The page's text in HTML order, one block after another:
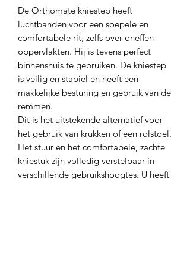
De Orthomate kniestep heeft
luchtbanden voor een soepele en
comfortabele rit, zelfs over oneffen
oppervlakten. Hij is tevens perfect
binnenshuis te gebruiken. De kniestep
is veilig en stabiel en heeft een
makkelijke besturing en gebruik van de
remmen.
Dit is het uitstekende alternatief voor
het gebruik van krukken of een rolstoel.
Het stuur en het comfortabele, zachte
kniestuk zijn volledig verstelbaar in
verschillende gebruikshoogtes. U heeft